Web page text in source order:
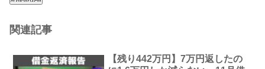
関連記事
【残り442万円】7万円返したの